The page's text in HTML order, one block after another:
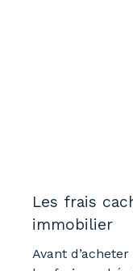
Les frais
immobilier
Avant